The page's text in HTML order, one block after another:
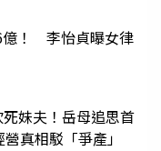
億！ 李怡貞曝女律
妹夫！岳母追思首
真相駁「爭產」